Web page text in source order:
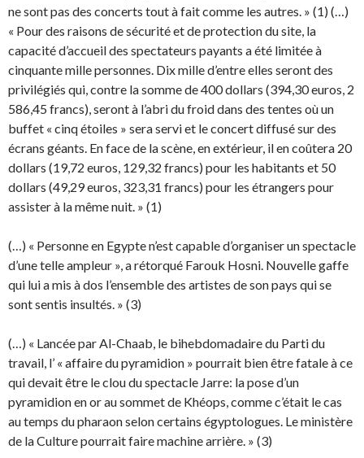
ne sont pas des concerts tout à fait comme les autres. » (1) (…)
« Pour des raisons de sécurité et de protection du site, la
capacité d’accueil des spectateurs payants a été limitée à
cinquante mille personnes. Dix mille d’entre elles seront des
privilégiés qui, contre la somme de 400 dollars (394,30 euros, 2
586,45 francs), seront à l’abri du froid dans des tentes où un
buffet « cinq étoiles » sera servi et le concert diffusé sur des
écrans géants. En face de la scène, en extérieur, il en coûtera 20
dollars (19,72 euros, 129,32 francs) pour les habitants et 50
dollars (49,29 euros, 323,31 francs) pour les étrangers pour
assister à la même nuit. » (1)
(…) « Personne en Egypte n’est capable d’organiser un spectacle
d’une telle ampleur », a rétorqué Farouk Hosni. Nouvelle gaffe
qui lui a mis à dos l’ensemble des artistes de son pays qui se
sont sentis insultés. » (3)
(…) « Lancée par Al-Chaab, le bihebdomadaire du Parti du
travail, l’ « affaire du pyramidion » pourrait bien être fatale à ce
qui devait être le clou du spectacle Jarre: la pose d’un
pyramidion en or au sommet de Khéops, comme c’était le cas
au temps du pharaon selon certains égyptologues. Le ministère
de la Culture pourrait faire machine arrière. » (3)